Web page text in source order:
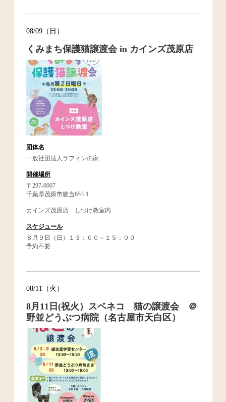
08/09（日）
くみまち保護猫譲渡会 in カインズ茂原店
団体名
一般社団法人ラフィンの家
開催場所
〒297-0007
千葉県茂原市腰当653-1
カインズ茂原店 しつけ教室内
スケジュール
８月９日（日）１３：００～１５：００
予約不要
08/11（火）
8月11日(祝火）スベネコ 猫の譲渡会 ＠
野並どうぶつ病院（名古屋市天白区）